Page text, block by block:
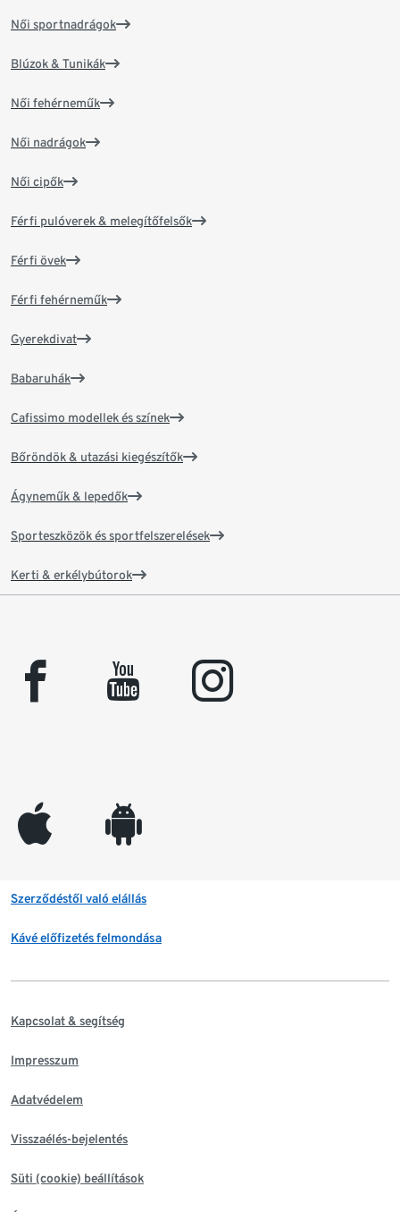
Női sportnadrágok
Blúzok & Tunikák
Női fehérneműk
Női nadrágok
Női cipők
Férfi pulóverek & melegítőfelsők
Férfi övek
Férfi fehérneműk
Gyerekdivat
Babaruhák
Cafissimo modellek és színek
Bőröndök & utazási kiegészítők
Ágyneműk & lepedők
Sporteszközök és sportfelszerelések
Kerti & erkélybútorok
facebook youtube instagram
appleinc android
Szerződéstől való elállás
Kávé előfizetés felmondása
Kapcsolat & segítség
Impresszum
Adatvédelem
Visszaélés-bejelentés
Süti (cookie) beállítások